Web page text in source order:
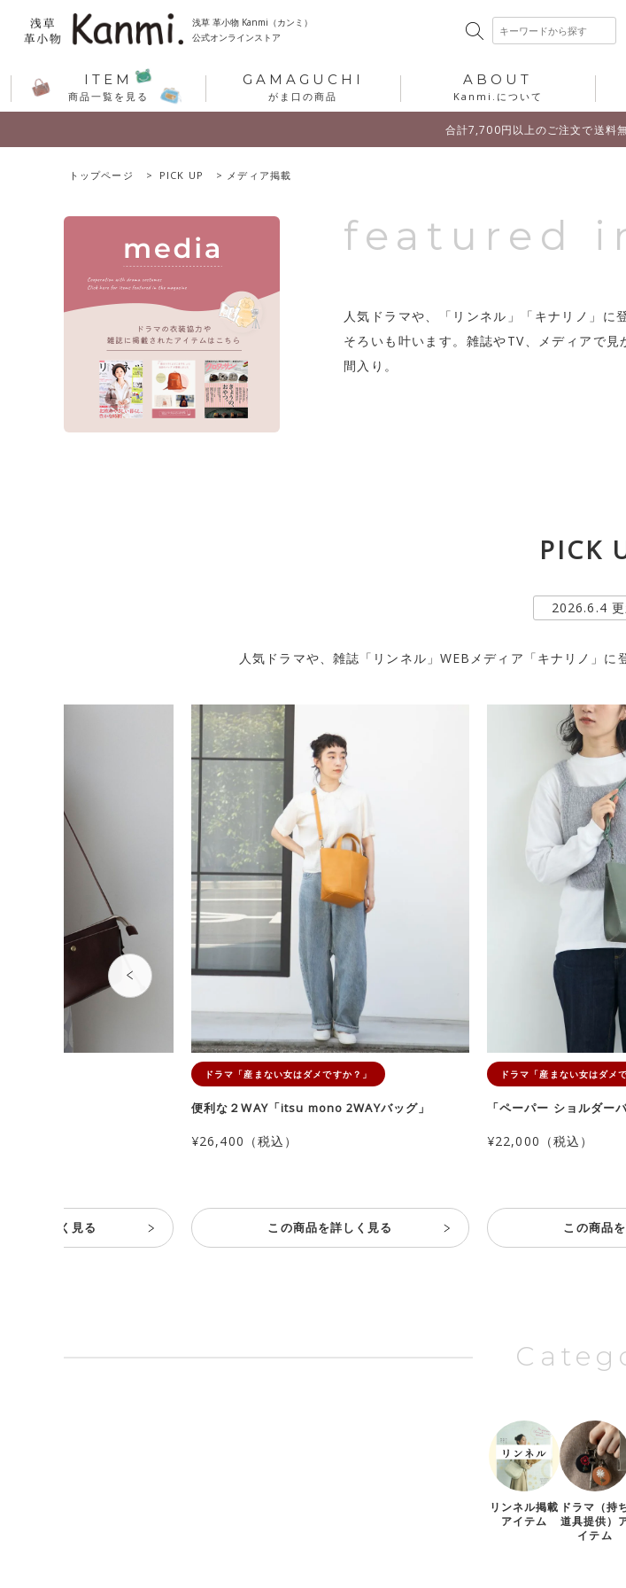
浅草 革小物 Kanmi（カンミ）
公式オンラインストア
ITEM
商品一覧を見る
GAMAGUCHI
がま口の商品
ABOUT
Kanmi.について
合計7,700円以上のご注文で送料
トップページ PICK UP メディア掲載
featured
人気ドラマや、「リンネル」「キナリノ」
そろいも叶います。雑誌やTV、メディアで
間入り。
PICK
2026.6.4
人気ドラマや、雑誌「リンネル」WEBメディア「キナリノ」に
品を詳しく見る
ドラマ「産まない女はダメですか？」
便利な２WAY「itsu mono 2WAYバッグ」
¥26,400（税込）
この商品を詳しく見る
ドラマ「産まない女はダメ
「ペーパー ショルダー
¥22,000（税込）
この商品
リンネル掲載
アイテム
ドラマ（持
道具提供）
イテム